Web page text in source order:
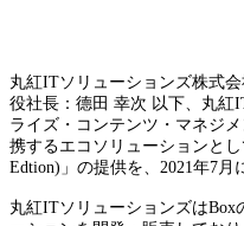
丸紅ITソリューションズ株式
役社長：德田 幸次 以下、丸紅
ライズ・コンテンツ・マネジ
携するエコソリューションと
Edtion)」の提供を、2021年7月
丸紅ITソリューションズはBox